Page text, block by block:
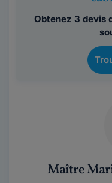
Obtenez 3 devis
Maître